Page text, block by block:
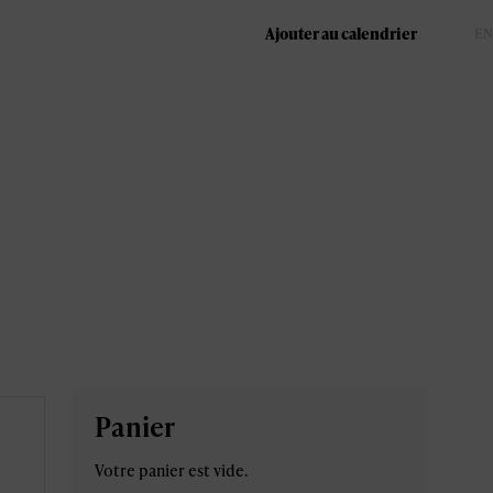
Ajouter au calendrier
Panier
Votre panier est vide.